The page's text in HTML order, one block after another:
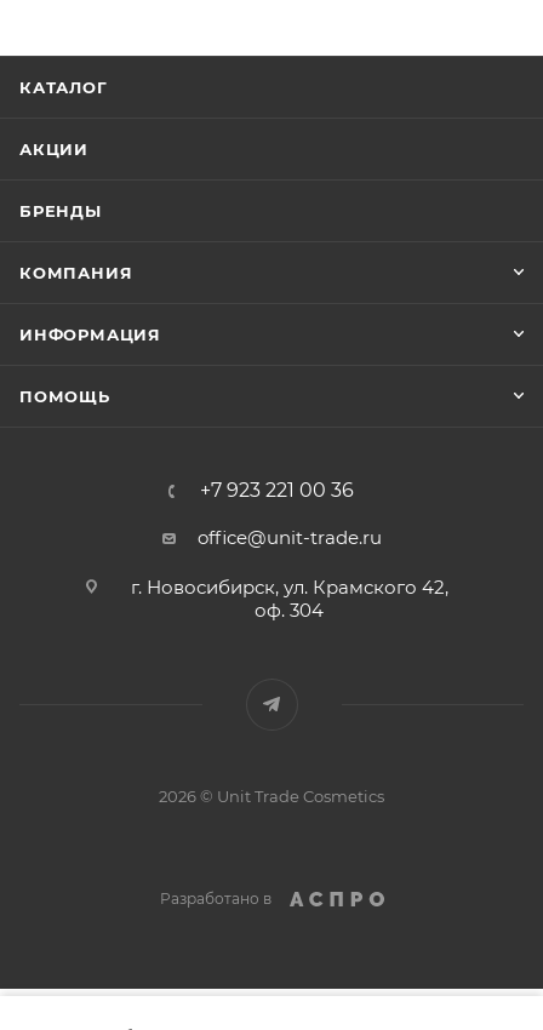
КАТАЛОГ
АКЦИИ
БРЕНДЫ
КОМПАНИЯ
ИНФОРМАЦИЯ
ПОМОЩЬ
+7 923 221 00 36
office@unit-trade.ru
г. Новосибирск, ул. Крамского 42,
оф. 304
2026 © Unit Trade Cosmetics
Разработано в